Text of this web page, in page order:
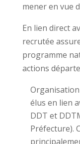
mener en vue
En lien direct
recrutée
programme
actions
élus en lien
DDT et
Préfecture).